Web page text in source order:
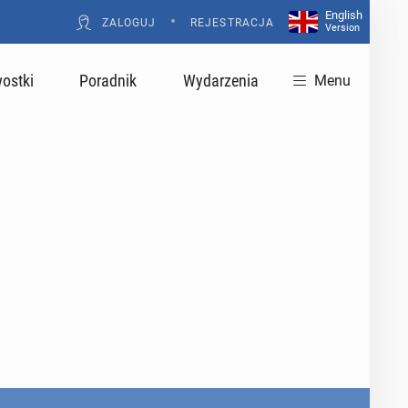
ZALOGUJ • REJESTRACJA
English
Version
Poradnik Wydarzenia Menu